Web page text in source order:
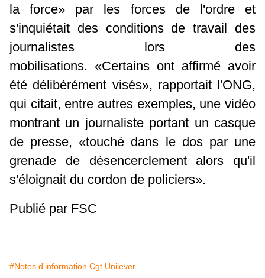
la force» par les forces de l'ordre et
s'inquiétait des conditions de travail des
journalistes lors des
mobilisations. «Certains ont affirmé avoir
été délibérément visés», rapportait l'ONG,
qui citait, entre autres exemples, une vidéo
montrant un journaliste portant un casque
de presse, «touché dans le dos par une
grenade de désencerclement alors qu'il
s'éloignait du cordon de policiers».
Publié par FSC
#Notes d'information Cgt Unilever